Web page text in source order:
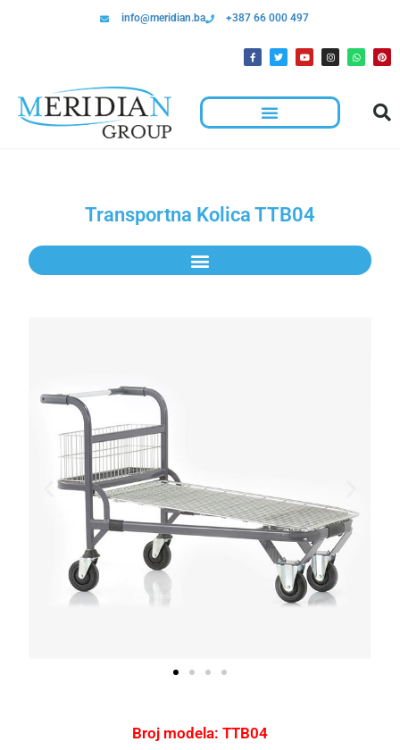
info@meridian.ba +387 66 000 497
Transportna Kolica TTB04
Broj modela: TTB04